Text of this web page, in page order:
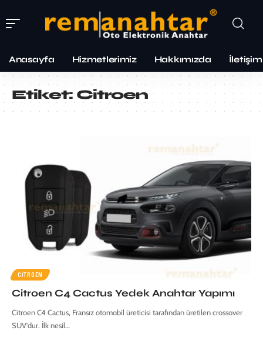
Anasayfa Hizmetlerimiz Hakkımızda İletişim
Etiket:Citroen
CITROEN
Citroen C4 Cactus Yedek Anahtar Yapımı
Citroen C4 Cactus, Fransız otomobil üreticisi tarafından üretilen crossover
SUV'dur. İlk nesil…